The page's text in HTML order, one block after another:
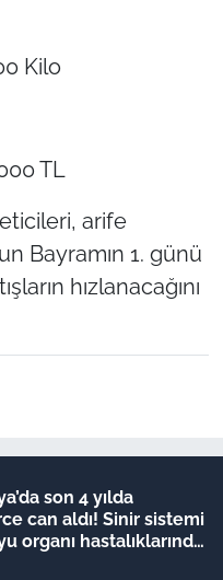
Kilo
TL
arife
Bayramın 1. günü
hızlanacağını
son 4 yılda
can aldı! Sinir sistemi
organı hastalıklarında